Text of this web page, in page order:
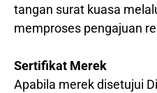
tangan surat kuasa
memproses pengajuan
Sertifikat Merek
Apabila merek disetujui